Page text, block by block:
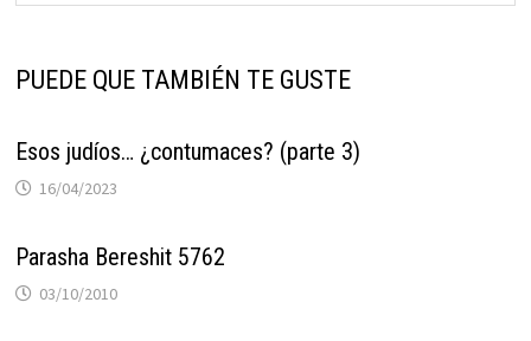
PUEDE QUE TAMBIÉN TE GUSTE
Esos judíos… ¿contumaces? (parte 3)
16/04/2023
Parasha Bereshit 5762
03/10/2010